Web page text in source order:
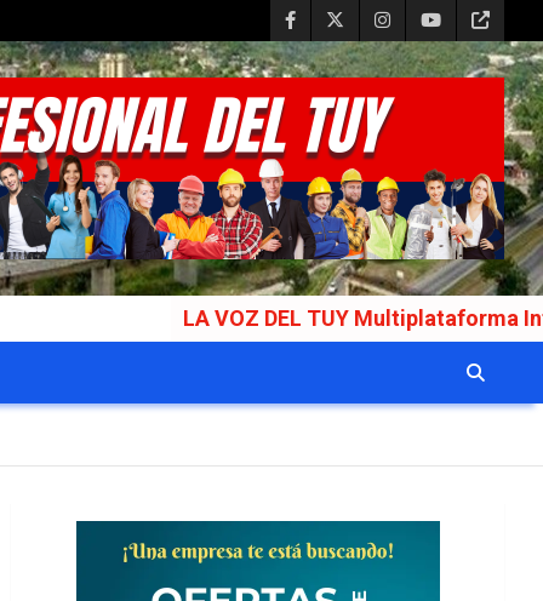
LA VOZ DEL TUY Multiplataforma Informativa